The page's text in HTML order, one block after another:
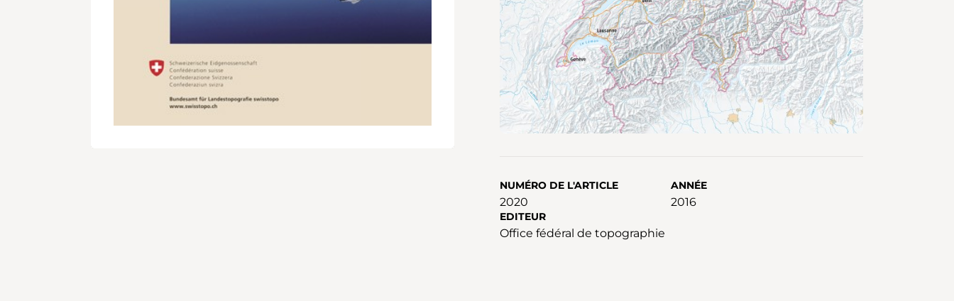
NUMÉRO DE L'ARTICLE
2020
ANNÉE
2016
EDITEUR
Office fédéral de topographie